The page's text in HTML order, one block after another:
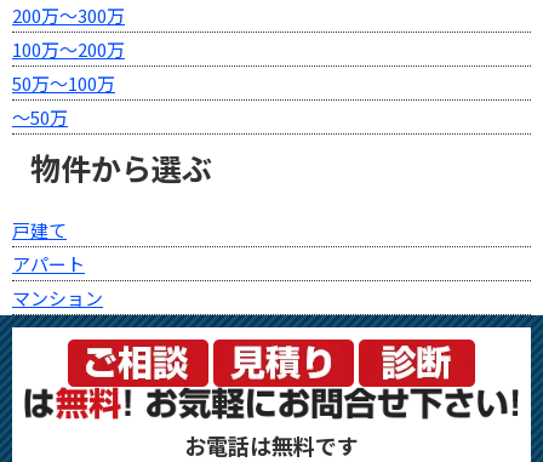
200万～300万
100万～200万
50万～100万
～50万
物件から選ぶ
戸建て
アパート
マンション
お電話は無料です